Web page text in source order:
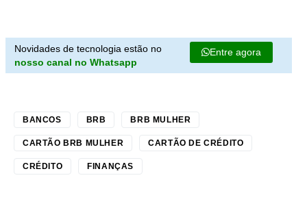
Novidades de tecnologia estão no
nosso canal no Whatsapp
Entre agora
BANCOS BRB BRB MULHER
CARTÃO BRB MULHER CARTÃO DE CRÉDITO
CRÉDITO FINANÇAS